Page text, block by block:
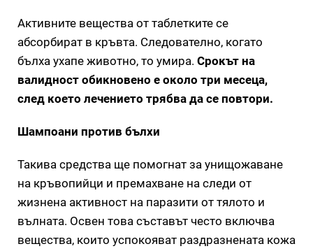
Активните вещества от таблетките се
абсорбират в кръвта. Следователно, когато
бълха ухапе животно, то умира. Срокът на
валидност обикновено е около три месеца,
след което лечението трябва да се повтори.
Шампоани против бълхи
Такива средства ще помогнат за унищожаване
на кръвопийци и премахване на следи от
жизнена активност на паразити от тялото и
вълната. Освен това съставът често включва
вещества, които успокояват раздразнената кожа